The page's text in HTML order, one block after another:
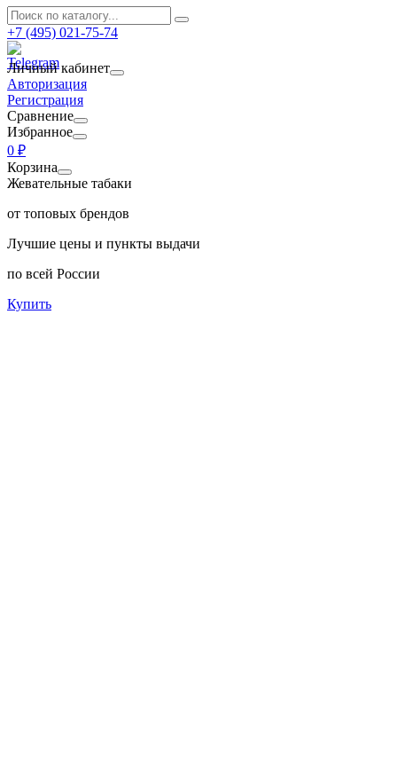
+7 (495) 021-75-74
Личный кабинет
Авторизация
Регистрация
Сравнение
Избранное
0 ₽
Корзина
Жевательные табаки
от топовых брендов
Лучшие цены и пункты выдачи
по всей России
Купить